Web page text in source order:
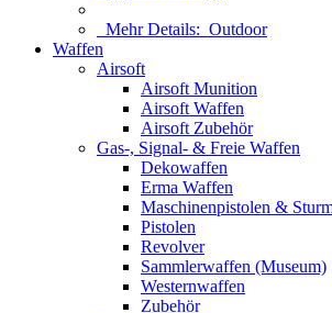
Mehr Details: Outdoor
Waffen
Airsoft
Airsoft Munition
Airsoft Waffen
Airsoft Zubehör
Gas-, Signal- & Freie Waffen
Dekowaffen
Erma Waffen
Maschinenpistolen &
Pistolen
Revolver
Sammlerwaffen (Museum)
Westernwaffen
Zubehör